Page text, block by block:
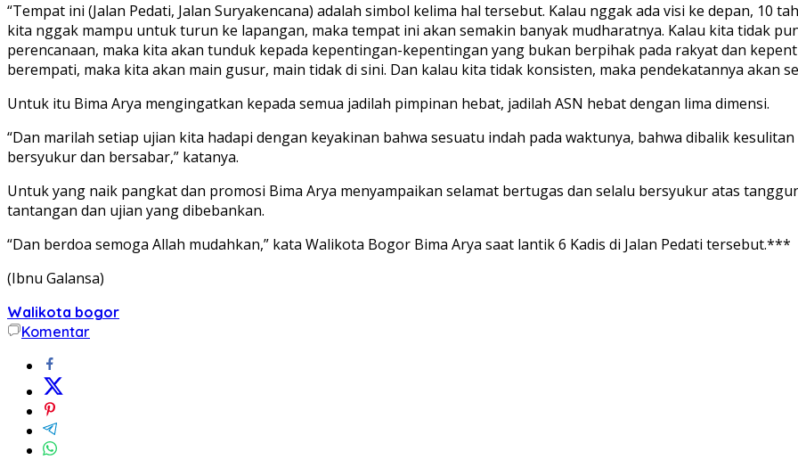
“Tempat ini (Jalan Pedati, Jalan Suryakencana) adalah simbol kelima hal tersebut. Kalau nggak ada visi ke depan, 10
kita nggak mampu untuk turun ke lapangan, maka tempat ini akan semakin banyak mudharatnya. Kalau kita tidak
perencanaan, maka kita akan tunduk kepada kepentingan-kepentingan yang bukan berpihak pada rakyat dan
berempati, maka kita akan main gusur, main tidak di sini. Dan kalau kita tidak konsisten, maka pendekatannya akan
Untuk itu Bima Arya mengingatkan kepada semua jadilah pimpinan hebat, jadilah ASN hebat dengan lima dimensi.
“Dan marilah setiap ujian kita hadapi dengan keyakinan bahwa sesuatu indah pada waktunya, bahwa dibalik
bersyukur dan bersabar,” katanya.
Untuk yang naik pangkat dan promosi Bima Arya menyampaikan selamat bertugas dan selalu bersyukur atas
tantangan dan ujian yang dibebankan.
“Dan berdoa semoga Allah mudahkan,” kata Walikota Bogor Bima Arya saat lantik 6 Kadis di Jalan Pedati tersebut.***
(Ibnu Galansa)
Walikota bogor
Komentar